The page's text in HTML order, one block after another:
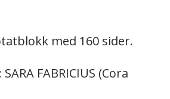
med 160 sider.
FABRICIUS (Cora